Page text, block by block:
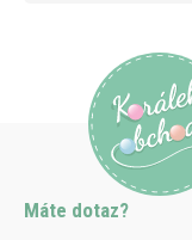
Máte dotaz?